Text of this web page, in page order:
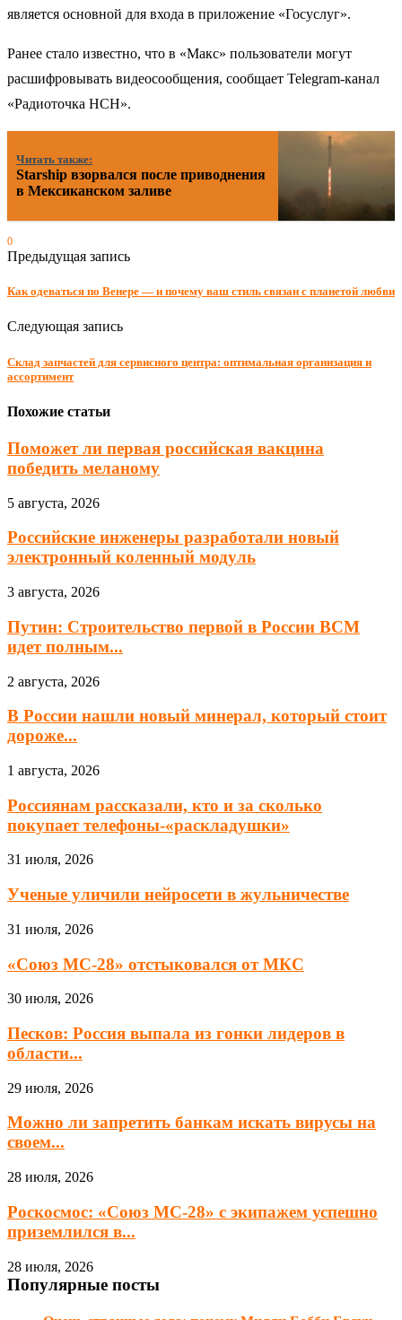
является основной для входа в приложение «Госуслуг».
Ранее стало известно, что в «Макс» пользователи могут
расшифровывать видеосообщения, сообщает Telegram-канал
«Радиоточка НСН».
Читать также:
Starship взорвался после приводнения
в Мексиканском заливе
0
Предыдущая запись
Как одеваться по Венере — и почему ваш стиль связан с планетой любви
Следующая запись
Склад запчастей для сервисного центра: оптимальная организация и
ассортимент
Похожие статьи
Поможет ли первая российская вакцина
победить меланому
5 августа, 2026
Российские инженеры разработали новый
электронный коленный модуль
3 августа, 2026
Путин: Строительство первой в России ВСМ
идет полным...
2 августа, 2026
В России нашли новый минерал, который стоит
дороже...
1 августа, 2026
Россиянам рассказали, кто и за сколько
покупает телефоны-«раскладушки»
31 июля, 2026
Ученые уличили нейросети в жульничестве
31 июля, 2026
«Союз МС-28» отстыковался от МКС
30 июля, 2026
Песков: Россия выпала из гонки лидеров в
области...
29 июля, 2026
Можно ли запретить банкам искать вирусы на
своем...
28 июля, 2026
Роскосмос: «Союз МС-28» с экипажем успешно
приземлился в...
28 июля, 2026
Популярные посты